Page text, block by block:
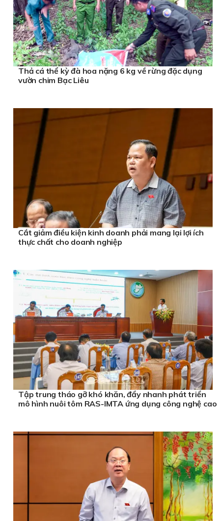
Thả cá thể kỳ đà hoa nặng 6 kg về rừng đặc dụng
vườn chim Bạc Liêu
Cắt giảm điều kiện kinh doanh phải mang lại lợi ích
thực chất cho doanh nghiệp
Tập trung tháo gỡ khó khăn, đẩy nhanh phát triển
mô hình nuôi tôm RAS-IMTA ứng dụng công nghệ cao